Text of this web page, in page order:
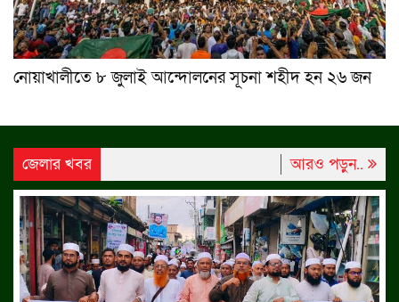
নোয়াখালীতে ৮ জুলাই আন্দোলনের সূচনা শহীদ হন ২৬ জন
জেলার খবর আরও পড়ুন..